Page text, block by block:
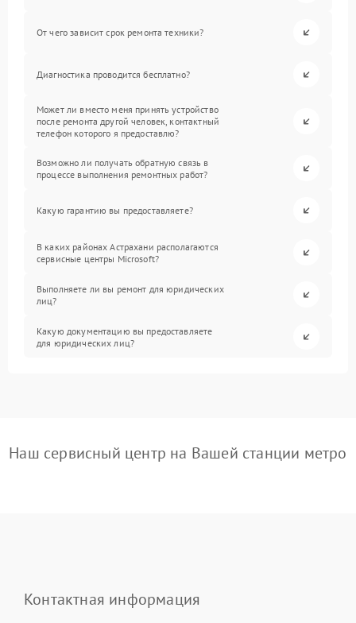
От чего зависит срок ремонта техники?
Диагностика проводится бесплатно?
Может ли вместо меня принять устройство
после ремонта другой человек, контактный
телефон которого я предоставлю?
Возможно ли получать обратную связь в
процессе выполнения ремонтных работ?
Какую гарантию вы предоставляете?
В каких районах Астрахани располагаются
сервисные центры Microsoft?
Выполняете ли вы ремонт для юридических
лиц?
Какую документацию вы предоставляете
для юридических лиц?
Наш сервисный центр на Вашей станции метро
Контактная информация